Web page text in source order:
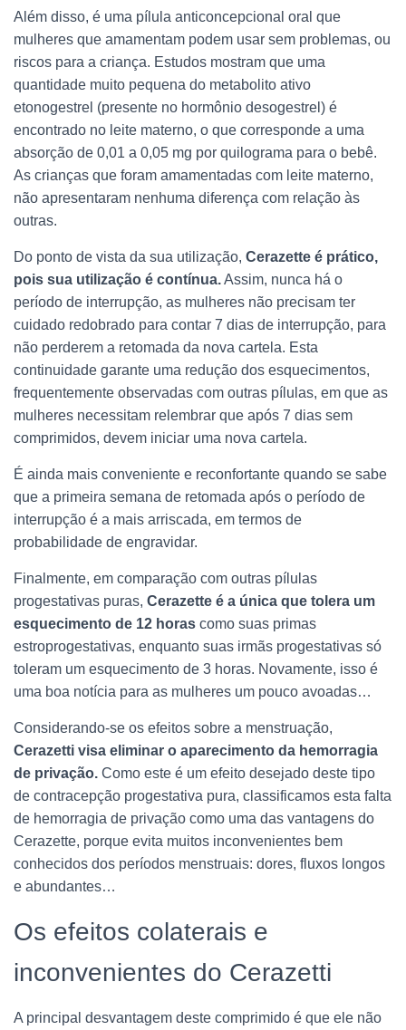
Além disso, é uma pílula anticoncepcional oral que
mulheres que amamentam podem usar sem problemas, ou
riscos para a criança. Estudos mostram que uma
quantidade muito pequena do metabolito ativo
etonogestrel (presente no hormônio desogestrel) é
encontrado no leite materno, o que corresponde a uma
absorção de 0,01 a 0,05 mg por quilograma para o bebê.
As crianças que foram amamentadas com leite materno,
não apresentaram nenhuma diferença com relação às
outras.
Do ponto de vista da sua utilização, Cerazette é prático,
pois sua utilização é contínua.Assim, nunca há o
período de interrupção, as mulheres não precisam ter
cuidado redobrado para contar 7 dias de interrupção, para
não perderem a retomada da nova cartela. Esta
continuidade garante uma redução dos esquecimentos,
frequentemente observadas com outras pílulas, em que as
mulheres necessitam relembrar que após 7 dias sem
comprimidos, devem iniciar uma nova cartela.
É ainda mais conveniente e reconfortante quando se sabe
que a primeira semana de retomada após o período de
interrupção é a mais arriscada, em termos de
probabilidade de engravidar.
Finalmente, em comparação com outras pílulas
progestativas puras, Cerazette é a única que tolera um
esquecimento de 12 horas como suas primas
estroprogestativas, enquanto suas irmãs progestativas só
toleram um esquecimento de 3 horas. Novamente, isso é
uma boa notícia para as mulheres um pouco avoadas…
Considerando-se os efeitos sobre a menstruação,
Cerazetti visa eliminar o aparecimento da hemorragia
de privação. Como este é um efeito desejado deste tipo
de contracepção progestativa pura, classificamos esta falta
de hemorragia de privação como uma das vantagens do
Cerazette, porque evita muitos inconvenientes bem
conhecidos dos períodos menstruais: dores, fluxos longos
e abundantes…
Os efeitos colaterais e
inconvenientes do Cerazetti
A principal desvantagem deste comprimido é que ele não